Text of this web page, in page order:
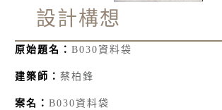
設計構想
原始題名： B030資料袋
建築師： 蔡柏鋒
案名： B030資料袋